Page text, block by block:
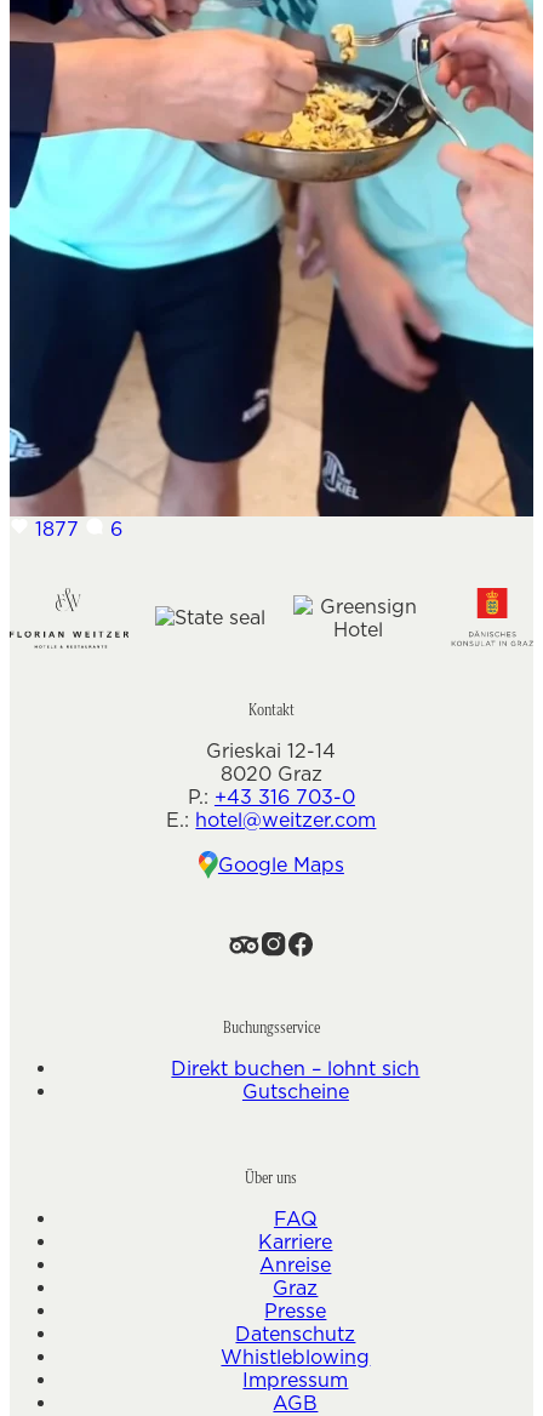
1877 6
Kontakt
Grieskai 12-14
8020 Graz
P.: +43 316 703-0
E.: hotel@weitzer.com
Google Maps
Buchungsservice
Direkt buchen – lohnt sich
Gutscheine
Über uns
FAQ
Karriere
Anreise
Graz
Presse
Datenschutz
Whistleblowing
Impressum
AGB